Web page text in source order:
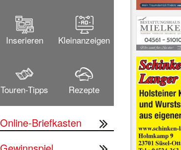
Inserieren Kleinanzeigen
Touren-Tipps Rezepte
Online-Briefkasten